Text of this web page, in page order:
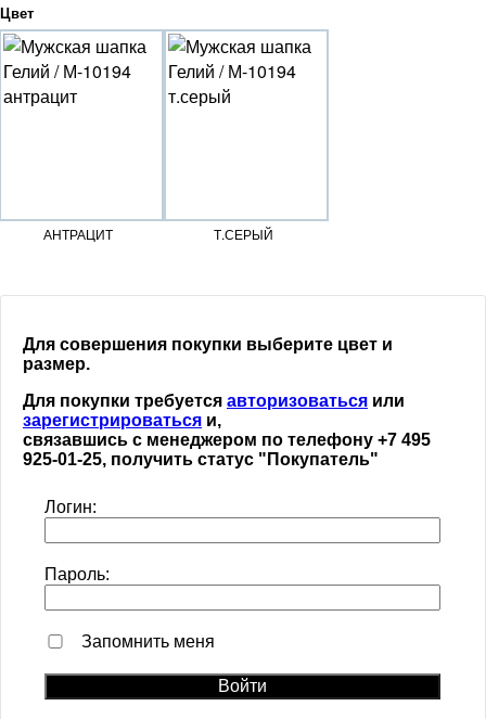
Цвет
АНТРАЦИТ Т.СЕРЫЙ
Для совершения покупки выберите цвет и
размер.
Для покупки требуется авторизоваться или
зарегистрироваться и,
связавшись с менеджером по телефону +7 495
925-01-25, получить статус "Покупатель"
Логин:
Пароль:
Запомнить меня